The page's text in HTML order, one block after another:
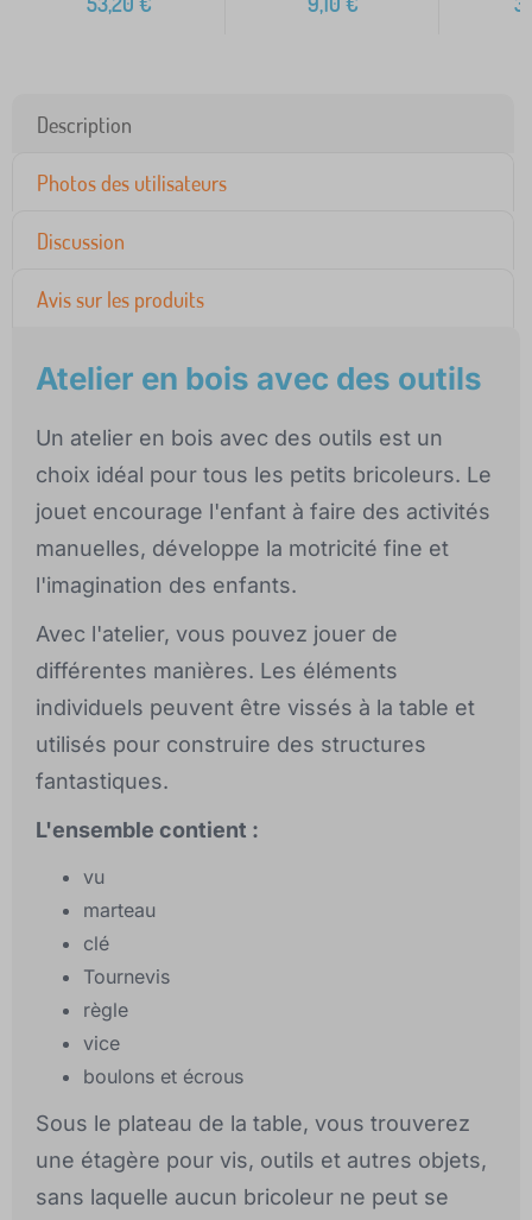
Description
Photos des utilisateurs
Discussion
Avis sur les produits
Atelier en bois avec des outils
Un atelier en bois avec des outils est un
choix idéal pour tous les petits bricoleurs. Le
jouet encourage l'enfant à faire des activités
manuelles, développe la motricité fine et
l'imagination des enfants.
Avec l'atelier, vous pouvez jouer de
différentes manières. Les éléments
individuels peuvent être vissés à la table et
utilisés pour construire des structures
fantastiques.
L'ensemble contient :
vu
marteau
clé
Tournevis
règle
vice
boulons et écrous
Sous le plateau de la table, vous trouverez
une étagère pour vis, outils et autres objets,
sans laquelle aucun bricoleur ne peut se